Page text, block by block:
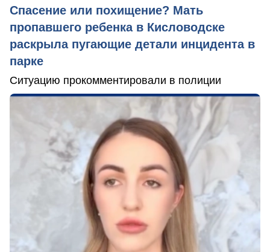
Спасение или похищение? Мать
пропавшего ребенка в Кисловодске
раскрыла пугающие детали инцидента в
парке
Ситуацию прокомментировали в полиции